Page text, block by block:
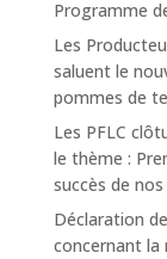
Programme
Les
saluent le
pommes de
Les PFLC
le thème :
succès de
Déclaration
concernant la